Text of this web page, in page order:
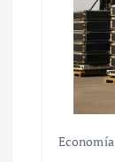
Economía